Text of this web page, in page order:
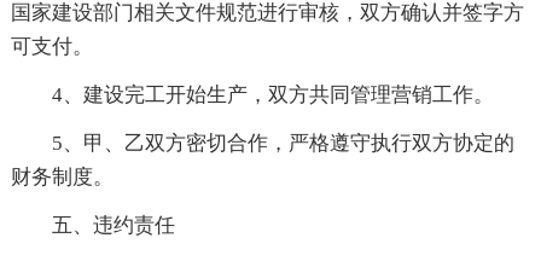
国家建设部门相关文件规范进行审核，双方确认并签字方
可支付。
4、建设完工开始生产，双方共同管理营销工作。
5、甲、乙双方密切合作，严格遵守执行双方协定的
财务制度。
五、违约责任